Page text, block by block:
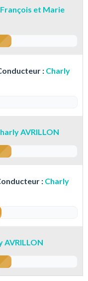
et Marie
: Charly
AVRILLON
: Charly
AVRILLON